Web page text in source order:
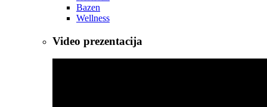
Bazen
Wellness
Video prezentacija